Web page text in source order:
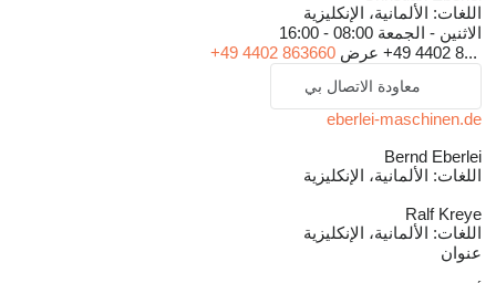
اللغات: الألمانية، الإنكليزية
الاثنين - الجمعة 08:00 - 16:00
+49 4402 8... عرض +49 4402 863660
معاودة الاتصال بي
eberlei-maschinen.de
Bernd Eberlei
اللغات: الألمانية، الإنكليزية
Ralf Kreye
اللغات: الألمانية، الإنكليزية
عنوان